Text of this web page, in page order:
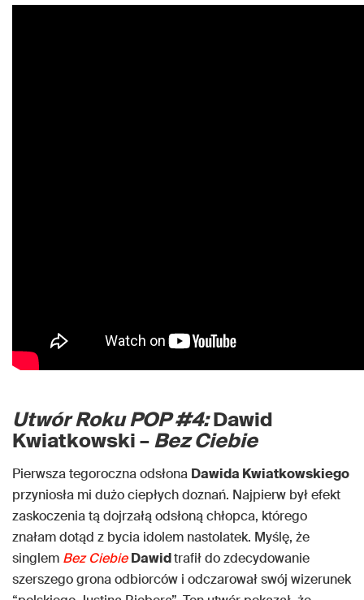
Utwór Roku POP #4:Dawid
Kwiatkowski –Bez Ciebie
Pierwsza tegoroczna odsłona Dawida Kwiatkowskiego
przyniosła mi dużo ciepłych doznań. Najpierw był efekt
zaskoczenia tą dojrzałą odsłoną chłopca, którego
znałam dotąd z bycia idolem nastolatek. Myślę, że
singlem Bez Ciebie Dawidtrafił do zdecydowanie
szerszego grona odbiorców i odczarował swój wizerunek